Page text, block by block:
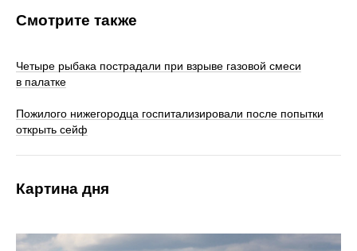
Смотрите также
Четыре рыбака пострадали при взрыве газовой смеси
в палатке
Пожилого нижегородца госпитализировали после попытки
открыть сейф
Картина дня